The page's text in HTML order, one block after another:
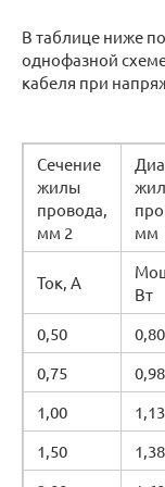
В таблице ниже
однофазной
кабеля при
Сечение
жилы
провода,
мм 2
мм
Ток, А
Вт
0,50
0,80
0,75
0,98
1,00
1,13
1,50
1,38